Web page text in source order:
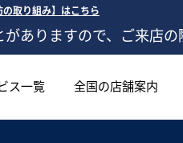
の取り組み】はこちら
ありますので、ご来店
ス一覧 全国の店舗案内